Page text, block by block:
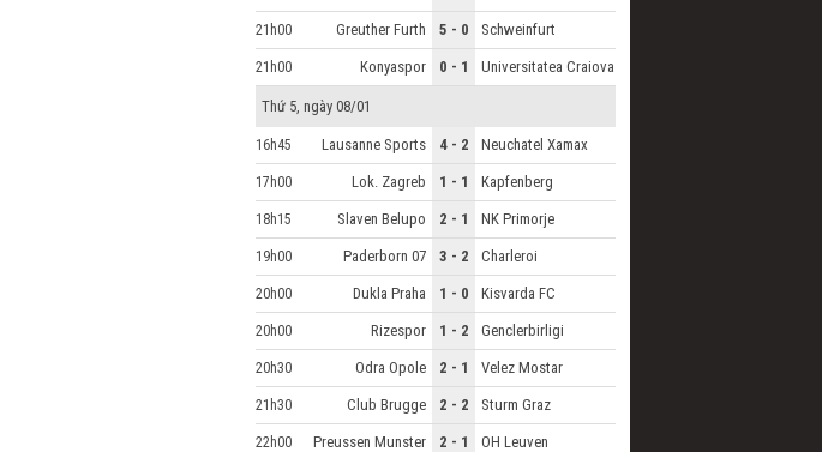
21h00 Greuther Furth 5 - 0 Schweinfurt
21h00 Konyaspor 0 - 1 Universitatea Craiova
Thứ 5, ngày 08/01
16h45 Lausanne Sports 4 - 2 Neuchatel Xamax
17h00 Lok. Zagreb 1 - 1 Kapfenberg
18h15 Slaven Belupo 2 - 1 NK Primorje
19h00 Paderborn 07 3 - 2 Charleroi
20h00 Dukla Praha 1 - 0 Kisvarda FC
20h00 Rizespor 1 - 2 Genclerbirligi
20h30 Odra Opole 2 - 1 Velez Mostar
21h30 Club Brugge 2 - 2 Sturm Graz
22h00 Preussen Munster 2 - 1 OH Leuven